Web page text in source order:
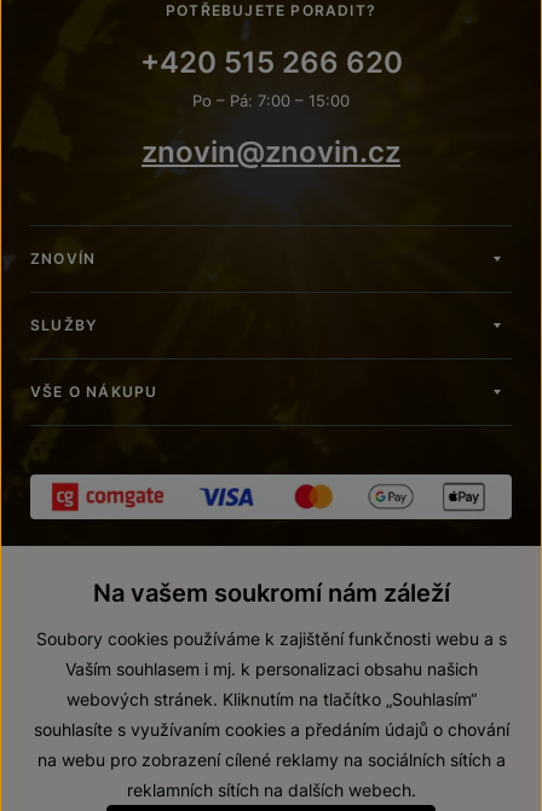
POTŘEBUJETE PORADIT?
+420 515 266 620
Po – Pá: 7:00 – 15:00
znovin@znovin.cz
ZNOVÍN
SLUŽBY
VŠE O NÁKUPU
© 2026 ZNOVÍN ZNOJMO, a. s.
Prohlášení o přístupnosti
Na vašem soukromí nám záleží
Soubory cookies používáme k zajištění funkčnosti webu a s
Vaším souhlasem i mj. k personalizaci obsahu našich
webových stránek. Kliknutím na tlačítko „Souhlasím“
souhlasíte s využívaním cookies a předáním údajů o chování
na webu pro zobrazení cílené reklamy na sociálních sítích a
reklamních sítích na dalších webech.